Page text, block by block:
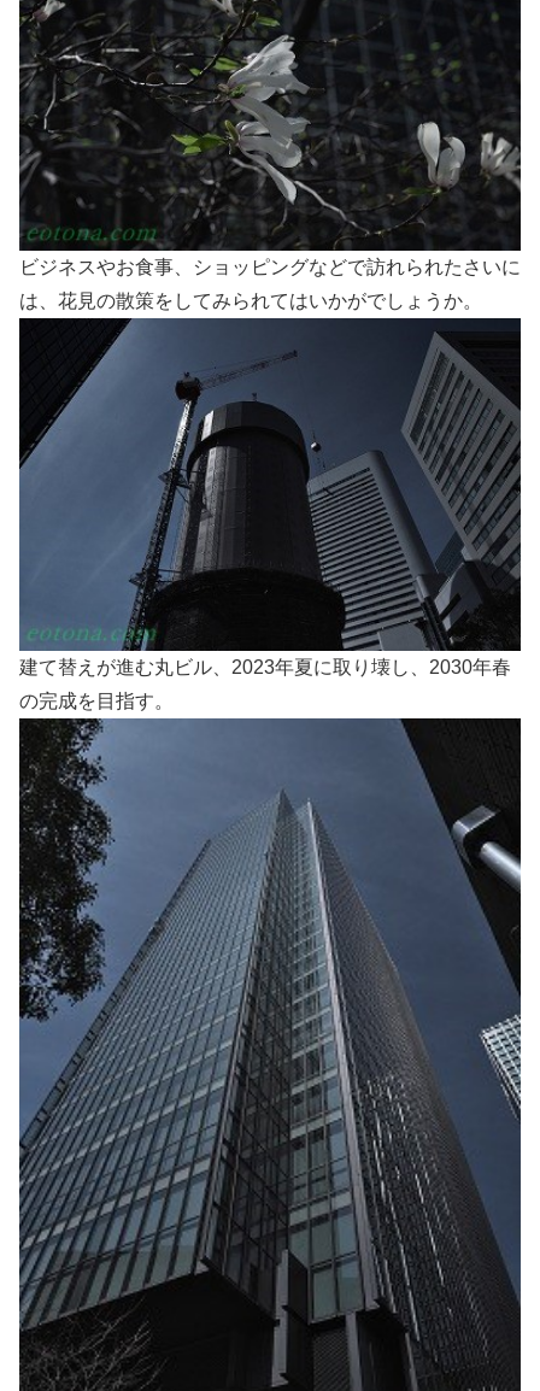
ビジネスやお食事、ショッピングなどで訪れられたさいに
は、花見の散策をしてみられてはいかがでしょうか。
建て替えが進む丸ビル、2023年夏に取り壊し、2030年春
の完成を目指す。